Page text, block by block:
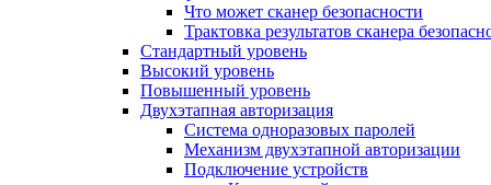
Что может сканер безопасности
Трактовка результатов сканера
Стандартный уровень
Высокий уровень
Повышенный уровень
Двухэтапная авторизация
Система одноразовых паролей
Механизм двухэтапной авторизации
Подключение устройств